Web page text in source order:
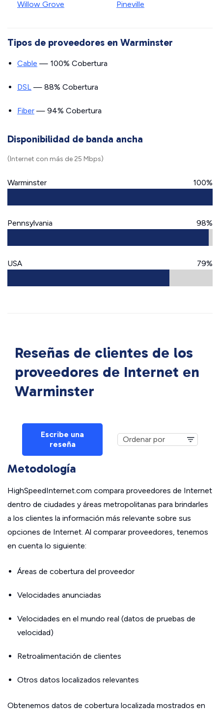
Willow Grove Pineville
Tipos de proveedores en Warminster
Cable — 100% Cobertura
DSL — 88% Cobertura
Fiber — 94% Cobertura
Disponibilidad de banda ancha
(Internet con más de 25 Mbps)
Warminster 100%
Pennsylvania 98%
USA 79%
Reseñas de clientes de los
proveedores de Internet en
Warminster
Escribe una
reseña
Metodología
HighSpeedInternet.com compara proveedores de Internet
dentro de ciudades y áreas metropolitanas para brindarles
a los clientes la información más relevante sobre sus
opciones de Internet. Al comparar proveedores, tenemos
en cuenta lo siguiente:
Áreas de cobertura del proveedor
Velocidades anunciadas
Velocidades en el mundo real (datos de pruebas de
velocidad)
Retroalimentación de clientes
Otros datos localizados relevantes
Obtenemos datos de cobertura localizada mostrados en